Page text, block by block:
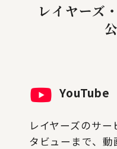
レイヤーズ
YouTube
レイヤーズのサ
タビューまで、